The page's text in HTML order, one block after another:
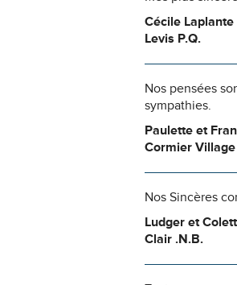
Cécile Laplante
Levis P.Q.
Nos pensées
sympathies.
Paulette et
Cormier Village
Nos Sincères
Ludger et
Clair .N.B.